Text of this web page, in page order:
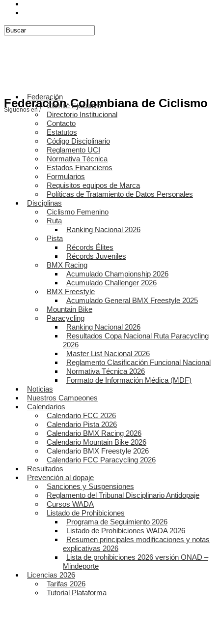
Federación Colombiana de Ciclismo
Síguenos en /
Federación
Comité Ejecutivo
Directorio Institucional
Contacto
Estatutos
Código Disciplinario
Reglamento UCI
Normativa Técnica
Estados Financieros
Formularios
Requisitos equipos de Marca
Políticas de Tratamiento de Datos Personales
Disciplinas
Ciclismo Femenino
Ruta
Ranking Nacional 2026
Pista
Récords Élites
Récords Juveniles
BMX Racing
Acumulado Championship 2026
Acumulado Challenger 2026
BMX Freestyle
Acumulado General BMX Freestyle 2025
Mountain Bike
Paracycling
Ranking Nacional 2026
Resultados Copa Nacional Ruta Paracycling
2026
Master List Nacional 2026
Reglamento Clasificación Funcional Nacional
Normativa Técnica 2026
Formato de Información Médica (MDF)
Noticias
Nuestros Campeones
Calendarios
Calendario FCC 2026
Calendario Pista 2026
Calendario BMX Racing 2026
Calendario Mountain Bike 2026
Calendario BMX Freestyle 2026
Calendario FCC Paracycling 2026
Resultados
Prevención al dopaje
Sanciones y Suspensiones
Reglamento del Tribunal Disciplinario Antidopaje
Cursos WADA
Listado de Prohibiciones
Programa de Seguimiento 2026
Listado de Prohibiciones WADA 2026
Resumen principales modificaciones y notas
explicativas 2026
Lista de prohibiciones 2026 versión ONAD –
Mindeporte
Licencias 2026
Tarifas 2026
Tutorial Plataforma